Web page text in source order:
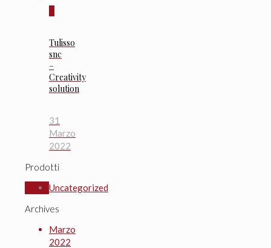
Tulisso
snc
–
Creativity
solution
31
Marzo
2022
Prodotti
Uncategorized
Archives
Marzo
2022